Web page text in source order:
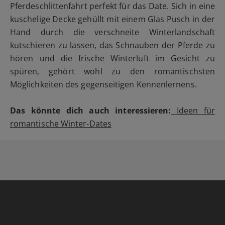
Pferdeschlittenfahrt perfekt für das Date. Sich in eine
kuschelige Decke gehüllt mit einem Glas Pusch in der
Hand durch die verschneite Winterlandschaft
kutschieren zu lassen, das Schnauben der Pferde zu
hören und die frische Winterluft im Gesicht zu
spüren, gehört wohl zu den romantischsten
Möglichkeiten des gegenseitigen Kennenlernens.
Das könnte dich auch interessieren: Ideen für
romantische Winter-Dates